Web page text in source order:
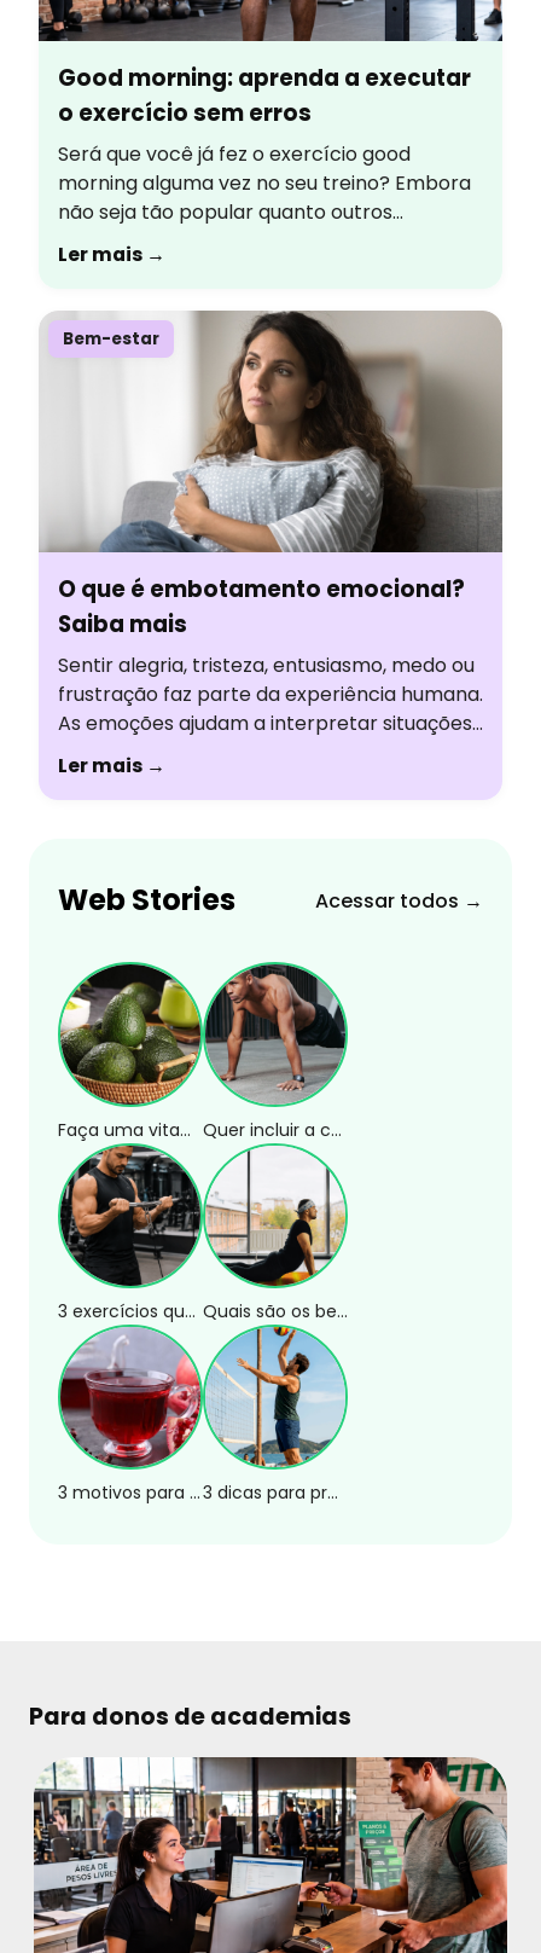
Good morning: aprenda a executar
o exercício sem erros
Será que você já fez o exercício good
morning alguma vez no seu treino? Embora
não seja tão popular quanto outros
movimentos de fortalecimento, ele é um
excelente aliado para fortalecer toda a
melhorar o desempenho em diversos
movimentos do dia a dia. Confira os tópicos
que serão abordados no conteúdo […]
Ler mais →
Bem-estar
O que é embotamento emocional?
Saiba mais
Sentir alegria, tristeza, entusiasmo, medo ou
frustração faz parte da experiência humana.
As emoções ajudam a interpretar situações,
tomar decisões e construir relações. Mas,
em alguns momentos, algumas pessoas
tudo no piloto automático. Essa sensação é
Embora […]
Ler mais →
Web Stories Acessar todos →
Faça uma vitamina de abacate em poucos minutos! Quer incluir a calistenia no seu treino? Confira 3 exercícios!
3 exercícios que substituem a rosca direta na polia Quais são os benefícios da postura da cobra?
3 motivos para tomar chá de romã 3 dicas para praticar esportes de areia com segurança
Para donos de academias